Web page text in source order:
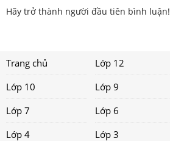
Hãy trở thành người đầu tiên bình luận!
Trang chủ Lớp 12
Lớp 10
Lớp 9
Lớp 7
Lớp 6
Lớp 4
Lớp 3